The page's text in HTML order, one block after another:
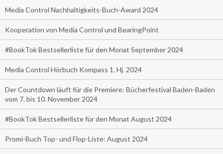
Media Control Nachhaltigkeits-Buch-Award 2024
Kooperation von Media Control und BearingPoint
#BookTok Bestsellerliste für den Monat September 2024
Media Control Hörbuch Kompass 1. Hj. 2024
Der Countdown läuft für die Premiere: Bücherfestival Baden-Baden
vom 7. bis 10. November 2024
#BookTok Bestsellerliste für den Monat August 2024
Promi-Buch Top- und Flop-Liste: August 2024